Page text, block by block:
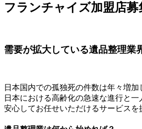
フランチャイズ加盟店募
需要が拡大している遺品整理業
日本国内での孤独死の件数は年々増加
日本における高齢化の急速な進行と
安心してお任せいただけるサービスを